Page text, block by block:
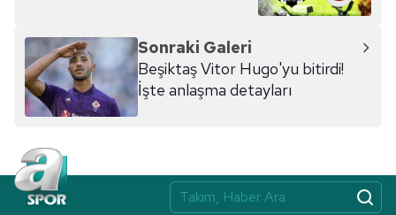
Sonraki Galeri
Beşiktaş Vitor Hugo'yu bitirdi!
İşte anlaşma detayları